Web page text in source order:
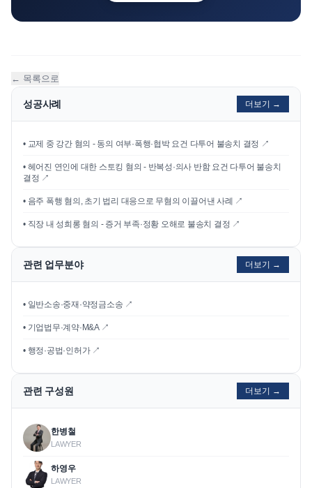
← 목록으로
성공사례 더보기 →
• 교제 중 강간 혐의 - 동의 여부·폭행·협박 요건 다투어 불송치 결정 ↗
• 헤어진 연인에 대한 스토킹 혐의 - 반복성·의사 반함 요건 다투어 불송치
결정 ↗
• 음주 폭행 혐의, 초기 법리 대응으로 무혐의 이끌어낸 사례 ↗
• 직장 내 성희롱 혐의 - 증거 부족·정황 오해로 불송치 결정 ↗
관련 업무분야 더보기 →
• 일반소송·중재·약정금소송 ↗
• 기업법무·계약·M&A ↗
• 행정·공법·인허가 ↗
관련 구성원 더보기 →
한병철
LAWYER
하영우
LAWYER